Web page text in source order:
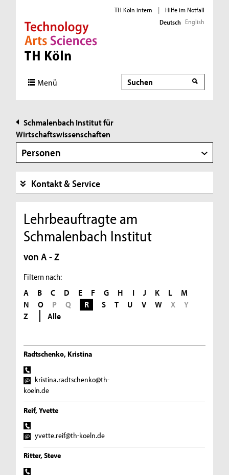
Direkt zur Hauptnavigation
Direkt zur Subnavigation
Direkt zum Inhalt
Direkt zum Fußbereich
TH Köln intern |
Hilfe im Notfall
Deutsch English
Menü Suche
Suche
Schmalenbach Institut für
Wirtschaftswissenschaften
Personen
Kontakt & Service
Lehrbeauftragte am
Schmalenbach Institut
von A - Z
Filtern nach:
A B C D E F G H I J K L
M
N
O P Q R S T U V W X
Y
Z
Alle
Radtschenko, Kristina
kristina.radtschenko@th-
koeln.de
Reif, Yvette
yvette.reif@th-koeln.de
Ritter, Steve